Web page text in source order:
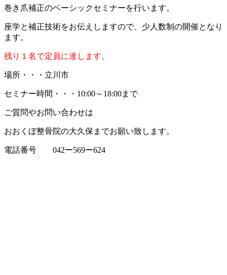
巻き爪補正のベーシックセミナーを行います。
座学と補正技術をお伝えしますので、少人数制の開催となり
ます。
残り１名で定員に達します。
場所・・・立川市
セミナー時間・・・10:00～18:00まで
ご質問やお問い合わせは
おおくぼ整骨院の大久保までお願い致します。
電話番号 042ー569ー624